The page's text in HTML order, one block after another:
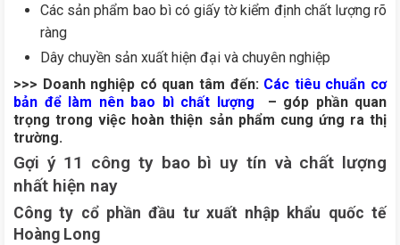
Các sản phẩm bao bì có giấy tờ kiểm định chất lượng rõ
ràng
Dây chuyền sản xuất hiện đại và chuyên nghiệp
>>> Doanh nghiệp có quan tâm đến: Các tiêu chuẩn cơ
bản để làm nên bao bì chất lượng – góp phần quan
trọng trong việc hoàn thiện sản phẩm cung ứng ra thị
trường.
Gợi ý 11 công ty bao bì uy tín và chất lượng
nhất hiện nay
Công ty cổ phần đầu tư xuất nhập khẩu quốc tế
Hoàng Long